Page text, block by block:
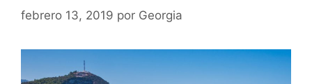
febrero 13, 2019 por Georgia